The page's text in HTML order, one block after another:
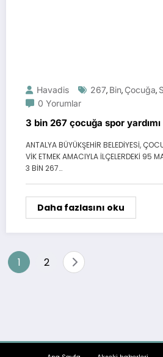
Havadis 267, Bin, Çocuğa,
0 Yorumlar
3 bin 267 çocuğa spor yardımı
ANTALYA BÜYÜKŞEHİR BELEDİYESİ,
VİK ETMEK AMACIYLA İLÇELERDEKİ 95
3 BİN 267…
Daha fazlasını oku
Yazı
1 2